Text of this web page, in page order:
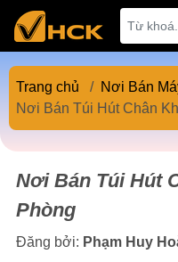
Trang chủ / Nơi Bán
Nơi Bán Túi Hút Chân
Nơi Bán Túi Hút
Phòng
Đăng bởi: Phạm Huy